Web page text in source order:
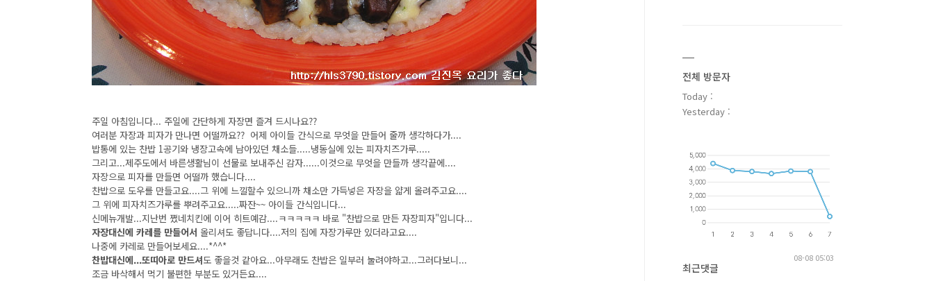
주일 아침입니다... 주일에 간단하게 자장면 즐겨 드시나요??
여러분 자장과 피자가 만나면 어떨까요?? 어제 아이들 간식으로 무엇을 만들어 줄까 생각하다가....
밥통에 있는 찬밥 1공기와 냉장고속에 남아있던 채소들.....냉동실에 있는 피자치즈가루.....
그리고...제주도에서 바른생활님이 선물로 보내주신 감자......이것으로 무엇을 만들까 생각끝에....
자장으로 피자를 만들면 어떨까 했습니다....
찬밥으로 도우를 만들고요....그 위에 느낄할수 있으니까 채소만 가득넣은 자장을 얇게 올려주고요....
그 위에 피자치즈가루를 뿌려주고요.....짜잔~~ 아이들 간식입니다...
신메뉴개발...지난번 쪘네치킨에 이어 히트예감....ㅋㅋㅋㅋㅋ 바로 "찬밥으로 만든 자장피자"입니다...
자장대신에 카레를 만들어서 올리셔도 좋답니다....저의 집에 자장가루만 있더라고요....
나중에 카레로 만들어보세요....*^^*
찬밥대신에...또띠아로 만드셔도 좋을것 같아요...아무래도 찬밥은 일부러 눌려야하고...그러다보니...
조금 바삭해서 먹기 불편한 부분도 있거든요....
전체 방문자
Today :
Yesterday :
08-08 05:03
최근댓글